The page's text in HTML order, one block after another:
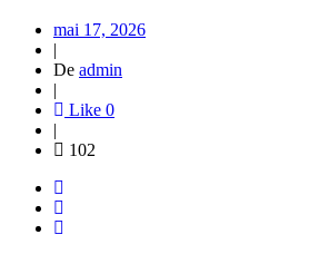
mai 17, 2026
|
De admin
|
Like 0
|
102